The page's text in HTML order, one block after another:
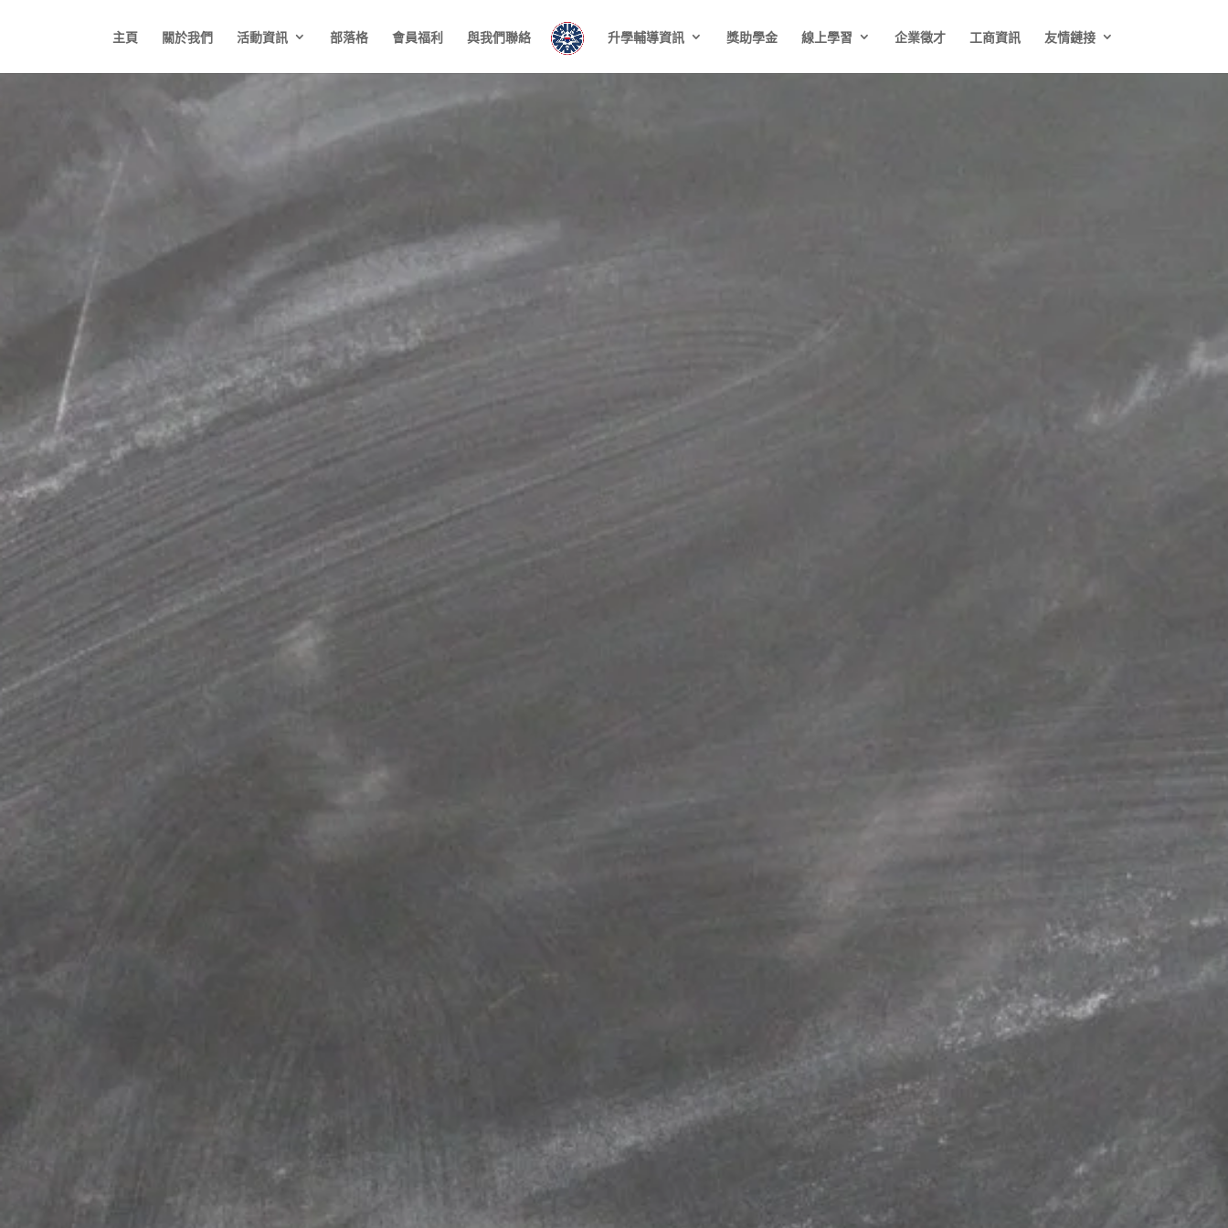
主頁 關於我們 活動資訊 部落格 會員福利 與我們聯絡 升學輔導資訊 獎助學金 線上學習 企業徵才 工商資訊 友情鏈接